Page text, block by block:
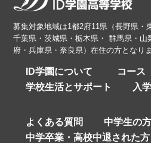
募集対象地域は1都2府11県（長野県・
千葉県・茨城県・栃木県・ 群馬県・
府・兵庫県・奈良県）在住の方となりま
ID学園について コース
学校生活とサポート
入
よくある質問 中学生の方
中学卒業・高校中退された方